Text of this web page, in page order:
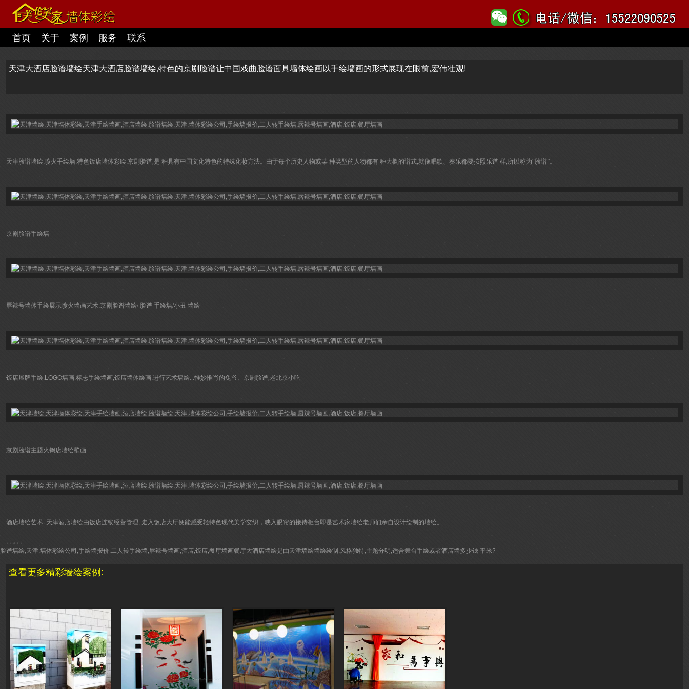
首页 关于 案例 服务 联系
天津大酒店脸谱墙绘天津大酒店脸谱墙绘,特色的京剧脸谱让中国戏曲脸谱面具墙体绘画以手绘墙画的形式展现在眼前,宏伟壮观!
天津脸谱墙绘,喷火手绘墙,特色饭店墙体彩绘,京剧脸谱,是 种具有中国文化特色的特殊化妆方法。由于每个历史人物或某 种类型的人物都有 种大概的谱式,就像唱歌、奏乐都要按照乐谱 样,所以称为“脸谱”。
京剧脸谱手绘墙
唇辣号墙体手绘展示喷火墙画艺术.京剧脸谱墙绘/ 脸谱 手绘墙/小丑 墙绘
饭店展牌手绘,LOGO墙画,标志手绘墙画,饭店墙体绘画,进行艺术墙绘...惟妙惟肖的兔爷、京剧脸谱,老北京小吃
京剧脸谱主题火锅店墙绘壁画
酒店墙绘艺术. 天津酒店墙绘由饭店连锁经营管理, 走入饭店大厅便能感受轻特色现代美学交织，映入眼帘的接待柜台即是艺术家墙绘老师们亲自设计绘制的墙绘。
, , ,, , ,
脸谱墙绘,天津,墙体彩绘公司,手绘墙报价,二人转手绘墙,唇辣号墙画,酒店,饭店,餐厅墙画餐厅大酒店墙绘是由天津墙绘墙绘绘制,风格独特,主题分明,适合舞台手绘或者酒店墙多少钱 平米?
查看更多精彩墙绘案例: